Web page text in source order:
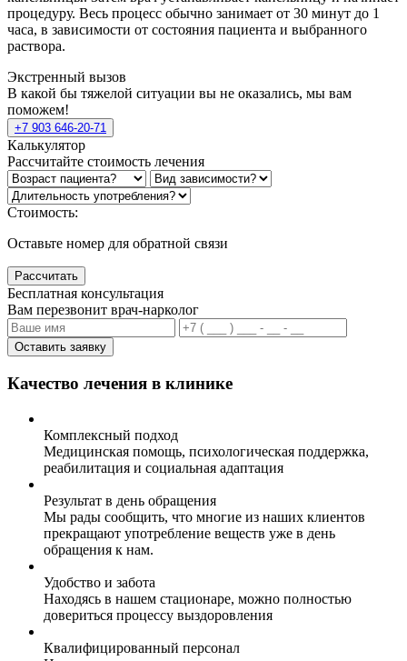
процедуру. Весь процесс обычно занимает от 30 минут до 1
часа, в зависимости от состояния пациента и выбранного
раствора.
Экстренный вызов
В какой бы тяжелой ситуации вы не оказались, мы вам
поможем!
+7 903 646-20-71
Калькулятор
Рассчитайте стоимость лечения
Стоимость:
Оставьте номер для обратной связи
Рассчитать
Бесплатная консультация
Вам перезвонит врач-нарколог
Оставить заявку
Качество лечения в клинике
Комплексный подход
Медицинская помощь, психологическая поддержка,
реабилитация и социальная адаптация
Результат в день обращения
Мы рады сообщить, что многие из наших клиентов
прекращают употребление веществ уже в день
обращения к нам.
Удобство и забота
Находясь в нашем стационаре, можно полностью
довериться процессу выздоровления
Квалифицированный персонал